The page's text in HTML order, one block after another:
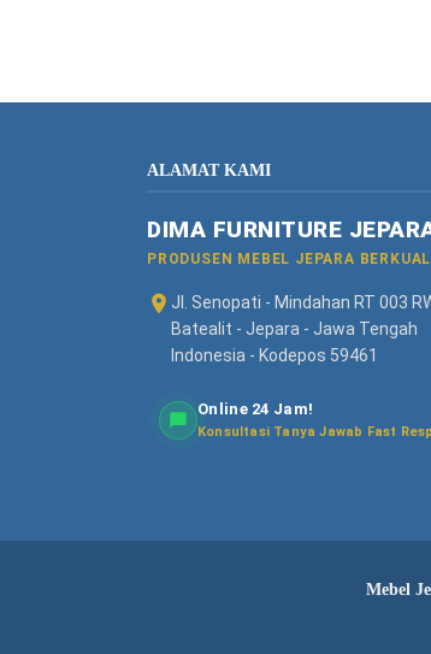
ALAMAT KAMI
DIMA FURNITURE
PRODUSEN MEBEL JEPARA
Jl. Senopati - Mindahan RT 003
Batealit - Jepara - Jawa Tengah
Indonesia - Kodepos 59461
Online 24 Jam!
Konsultasi Tanya Jawab Fast
Mebel